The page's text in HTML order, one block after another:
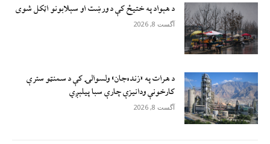
د هېواد په ختیځ کې د ورښت او سېلابونو اټکل شوی
آگست 8, 2026
د هرات په «زنده‌جان» ولسوالۍ کې د سمنټو سترې
کارخونې ودانیزې چارې سبا پیلېږي
آگست 8, 2026